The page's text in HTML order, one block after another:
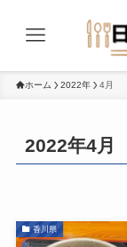
ホーム 2022年 4月
2022年4月
香川県